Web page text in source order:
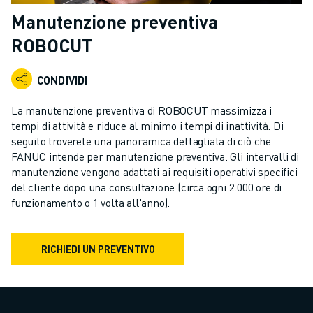
ROBOT INDUSTRIALI
GAMMA ROBOTICA
CONTROLLER PER ROBOT
SOFTWARE ROBOTICO
PRODOTTI DI ROBOTICA PER EDUCATION
AUTOMAZIONE ROBOTICA
ROBOT DI SALDATURA AD ARCO
ROBOT ANTROPOMORFI
SERIE ARC MATE
SERIE M-900
ROBOT PER ALIMENTI E CAMERE BIANCHE
ROBOT PER LA VERNICIATURA
Manutenzione preventiva
ROBOCUT
CONDIVIDI
La manutenzione preventiva di ROBOCUT massimizza i
tempi di attività e riduce al minimo i tempi di inattività. Di
seguito troverete una panoramica dettagliata di ciò che
FANUC intende per manutenzione preventiva. Gli intervalli di
manutenzione vengono adattati ai requisiti operativi specifici
del cliente dopo una consultazione (circa ogni 2.000 ore di
funzionamento o 1 volta all'anno).
RICHIEDI UN PREVENTIVO